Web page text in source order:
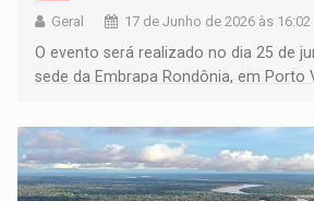
Geral 17 de Junho de 2026 às 16:02
O evento será realizado no dia 25 de
sede da Embrapa Rondônia, em Porto
(Semagric)